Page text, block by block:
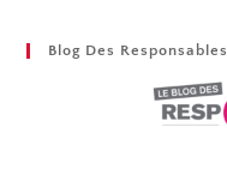
Blog Des Responsables